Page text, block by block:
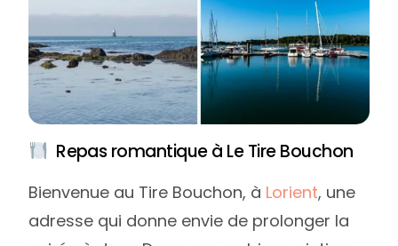
Repas romantique à Le Tire Bouchon
Bienvenue au Tire Bouchon, à Lorient, une
adresse qui donne envie de prolonger la